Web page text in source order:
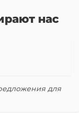
нас
для